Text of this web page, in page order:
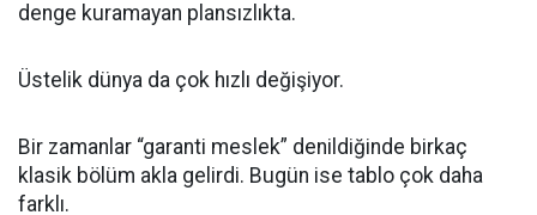
denge kuramayan plansızlıkta.
Üstelik dünya da çok hızlı değişiyor.
Bir zamanlar “garanti meslek” denildiğinde birkaç
klasik bölüm akla gelirdi. Bugün ise tablo çok daha
farklı.